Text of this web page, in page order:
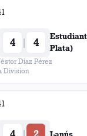
4 | 4
Plata)
Diaz Pérez
Division